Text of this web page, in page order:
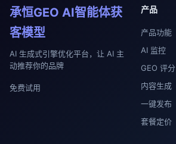
承恒GEO AI智能体获
客模型
AI 生成式引擎优化平台，让 AI 主
动推荐你的品牌
免费试用
产品
产品功能
AI 监控
GEO 评分
内容生成
一键发布
套餐定价